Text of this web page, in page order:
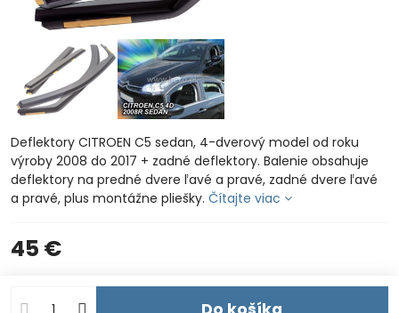
Deflektory CITROEN C5 sedan, 4-dverový model od roku
výroby 2008 do 2017 + zadné deflektory. Balenie obsahuje
deflektory na predné dvere ľavé a pravé, zadné dvere ľavé
a pravé, plus montážne pliešky. Čítajte viac
45 €